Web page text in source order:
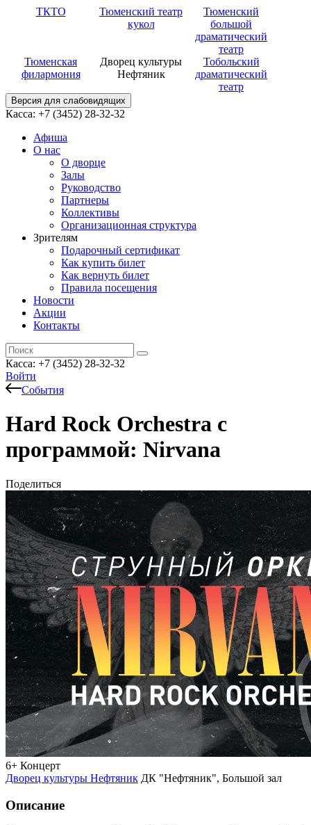
ТКТО
Тюменский театр
кукол
Тюменский
большой
драматический
театр
Тюменская
филармония
Дворец культуры
Нефтяник
Тобольский
драматический
театр
Версия для слабовидящих
Касса: +7 (3452) 28-32-32
Афиша
О нас
О дворце
Залы
Руководство
Партнеры
Коллективы
Организационная структура
Зрителям
Подарочный сертификат
Как купить билет
Как вернуть билет
Правила посещения
Новости
Акции
Контакты
Касса: +7 (3452) 28-32-32
Войти
События
Hard Rock Orchestra с
программой: Nirvana
Поделиться
6+ Концерт
Дворец культуры Нефтяник ДК "Нефтяник", Большой зал
Описание